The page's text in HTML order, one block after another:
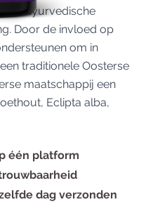
ayurvedische
Door de invloed op
om in
traditionele Oosterse
maatschappij een
Eclipta alba,
één platform
dag verzonden